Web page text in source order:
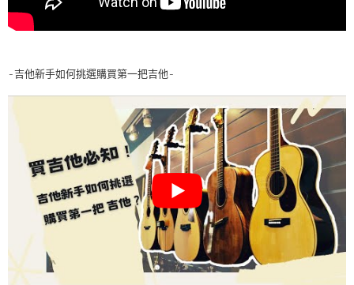
-吉他新手如何挑選購買第一把吉他-